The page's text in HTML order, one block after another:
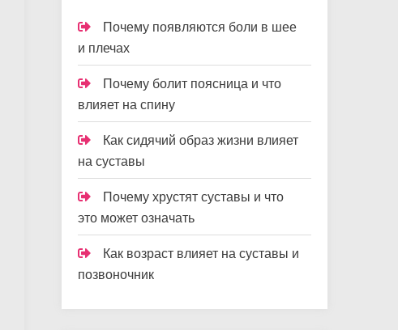
Почему появляются боли в шее
и плечах
Почему болит поясница и что
влияет на спину
Как сидячий образ жизни влияет
на суставы
Почему хрустят суставы и что
это может означать
Как возраст влияет на суставы и
позвоночник